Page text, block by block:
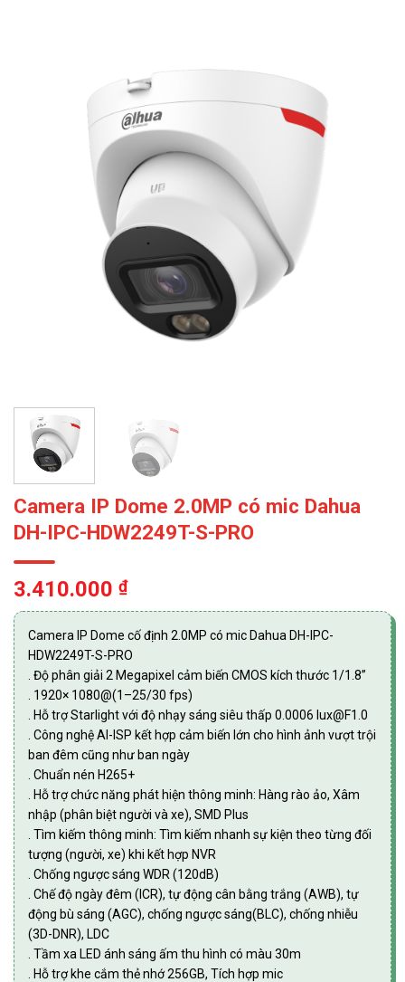
Camera IP Dome 2.0MP có mic Dahua
DH-IPC-HDW2249T-S-PRO
3.410.000 ₫
Camera IP Dome cố định 2.0MP có mic Dahua DH-IPC-
HDW2249T-S-PRO
. Độ phân giải 2 Megapixel cảm biến CMOS kích thước 1/1.8”
. 1920× 1080@(1–25/30 fps)
. Hỗ trợ Starlight với độ nhạy sáng siêu thấp 0.0006 lux@F1.0
. Công nghệ AI-ISP kết hợp cảm biến lớn cho hình ảnh vượt trội
ban đêm cũng như ban ngày
. Chuẩn nén H265+
. Hỗ trợ chức năng phát hiện thông minh: Hàng rào ảo, Xâm
nhập (phân biệt người và xe), SMD Plus
. Tìm kiếm thông minh: Tìm kiếm nhanh sự kiện theo từng đối
tượng (người, xe) khi kết hợp NVR
. Chống ngược sáng WDR (120dB)
. Chế độ ngày đêm (ICR), tự động cân bằng trắng (AWB), tự
động bù sáng (AGC), chống ngược sáng(BLC), chống nhiễu
(3D-DNR), LDC
. Tầm xa LED ánh sáng ấm thu hình có màu 30m
. Hỗ trợ khe cắm thẻ nhớ 256GB, Tích hợp mic